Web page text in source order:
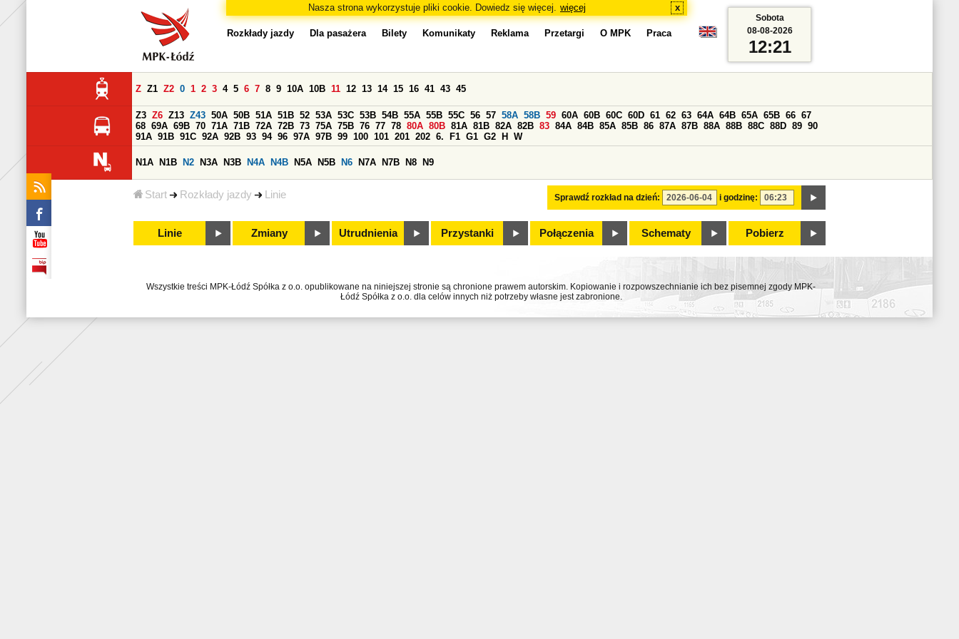
Nasza strona wykorzystuje pliki cookie. Dowiedz się więcej. więcej x
Start Rozkłady jazdy Linie
Rozkłady jazdy Dla pasażera Bilety Komunikaty Reklama Przetargi O MPK Praca
Sprawdź rozkład na dzień: i godzinę:
Z Z1 Z2 0 1 2 3 4 5 6 7 8 9 10A 10B 11 12 13 14 15 16 41 43 45
Z3 Z6 Z13 Z43 50A 50B 51A 51B 52 53A 53C 53B 54B 55A 55B 55C 56 57 58A 58B 59 60A 60B 60C 60D 61 62 63 64A 64B 65A 65B 66 67
68 69A 69B 70 71A 71B 72A 72B 73 75A 75B 76 77 78 80A 80B 81A 81B 82A 82B 83 84A 84B 85A 85B 86 87A 87B 88A 88B 88C 88D 89 90
91A 91B 91C 92A 92B 93 94 96 97A 97B 99 100 101 201 202 6. F1 G1 G2 H W
N1A N1B N2 N3A N3B N4A N4B N5A N5B N6 N7A N7B N8 N9
Linie Zmiany Utrudnienia Przystanki Połączenia Schematy Pobierz
Sobota
08-08-2026
12:21
Wszystkie treści MPK-Łódź Spółka z o.o. opublikowane na niniejszej stronie są chronione prawem autorskim. Kopiowanie i rozpowszechnianie ich bez pisemnej zgody MPK-
Łódź Spółka z o.o. dla celów innych niż potrzeby własne jest zabronione.